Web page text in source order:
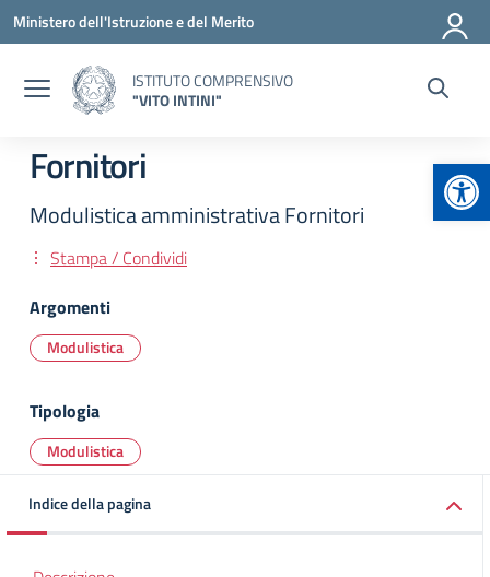
Vai ai contenuti
Vai al menu di navigazione
Vai al footer
Ministero dell'Istruzione e del Merito
ISTITUTO COMPRENSIVO
"VITO INTINI"
Fornitori
Modulistica amministrativa Fornitori
Stampa / Condividi
Argomenti
Modulistica
Tipologia
Modulistica
Indice della pagina